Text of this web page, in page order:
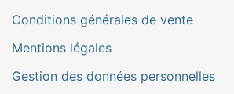
Conditions générales de vente
Mentions légales
Gestion des données personnelles